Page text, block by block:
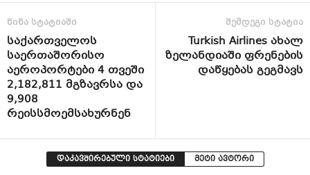
წინა სტატიაში
საქართველოს
საერთაშორისო
აეროპორტები 4 თვეში
2,182,811 მგზავრსა და
9,908
რეისსმოემსახურნენ
შემდეგი სტატია
Turkish Airlines ახალ
ზელანდიაში ფრენების
დაწყებას გეგმავს
დაკავშირებული სტატიები მეტი ავტორი